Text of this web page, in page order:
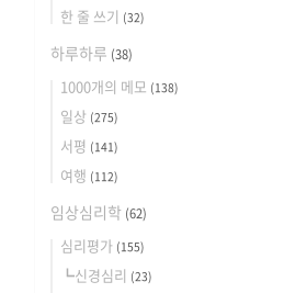
한 줄 쓰기 (32)
하루하루 (38)
1000개의 메모 (138)
일상 (275)
서평 (141)
여행 (112)
임상심리학 (62)
심리평가 (155)
┗신경심리 (23)